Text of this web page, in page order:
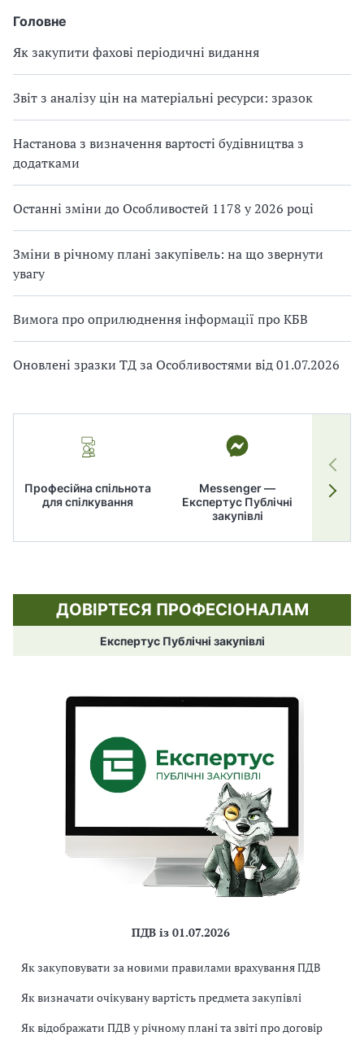
Головне
Як закупити фахові періодичні видання
Звіт з аналізу цін на матеріальні ресурси: зразок
Настанова з визначення вартості будівництва з
додатками
Останні зміни до Особливостей 1178 у 2026 році
Зміни в річному плані закупівель: на що звернути
увагу
Вимога про оприлюднення інформації про КБВ
Оновлені зразки ТД за Особливостями від 01.07.2026
Професійна спільнота
для спілкування
Messenger —
Експертус Публічні
закупівлі
ДОВІРТЕСЯ ПРОФЕСІОНАЛАМ
Експертус Публічні закупівлі
ПДВ із 01.07.2026
Як закуповувати за новими правилами врахування ПДВ
Як визначати очікувану вартість предмета закупівлі
Як відображати ПДВ у річному плані та звіті про договір